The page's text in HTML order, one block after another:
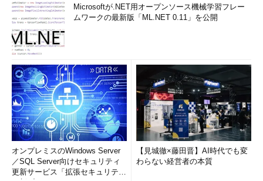
None
上記の例では、すべてが1になっている。Windows 2000では、
手動で設定しないかぎり、インタフェースのメトリック値として
はすべて1が割り当てられる。
●Windows XPのメトリック
これに対しWindows XPでは、各ルートに対して自動的にメト
リック値が割り当てられる機能が追加された。具体的には、イン
タフェースのリンクスピード（物理的な通信速度）に応じて、以
下のメトリック値が割り当てられる。
Microsoftが.NET用オープンソース機械学習フレー
ムワークの最新版「ML.NET 0.11」を公開
オンプレミスのWindows Server
／SQL Server向けセキュリティ
更新サービス「拡張セキュリティ
【見城徹×藤田晋】AI時代でも変
わらない経営者の本質